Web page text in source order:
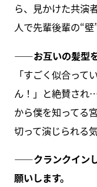
ら、見かけた共演
人で先輩後輩の“壁
――お互いの髪型
「すごく似合って
ん！」と絶賛さ
から僕を知ってる
切って演じられる
――クランクイン
願いします。